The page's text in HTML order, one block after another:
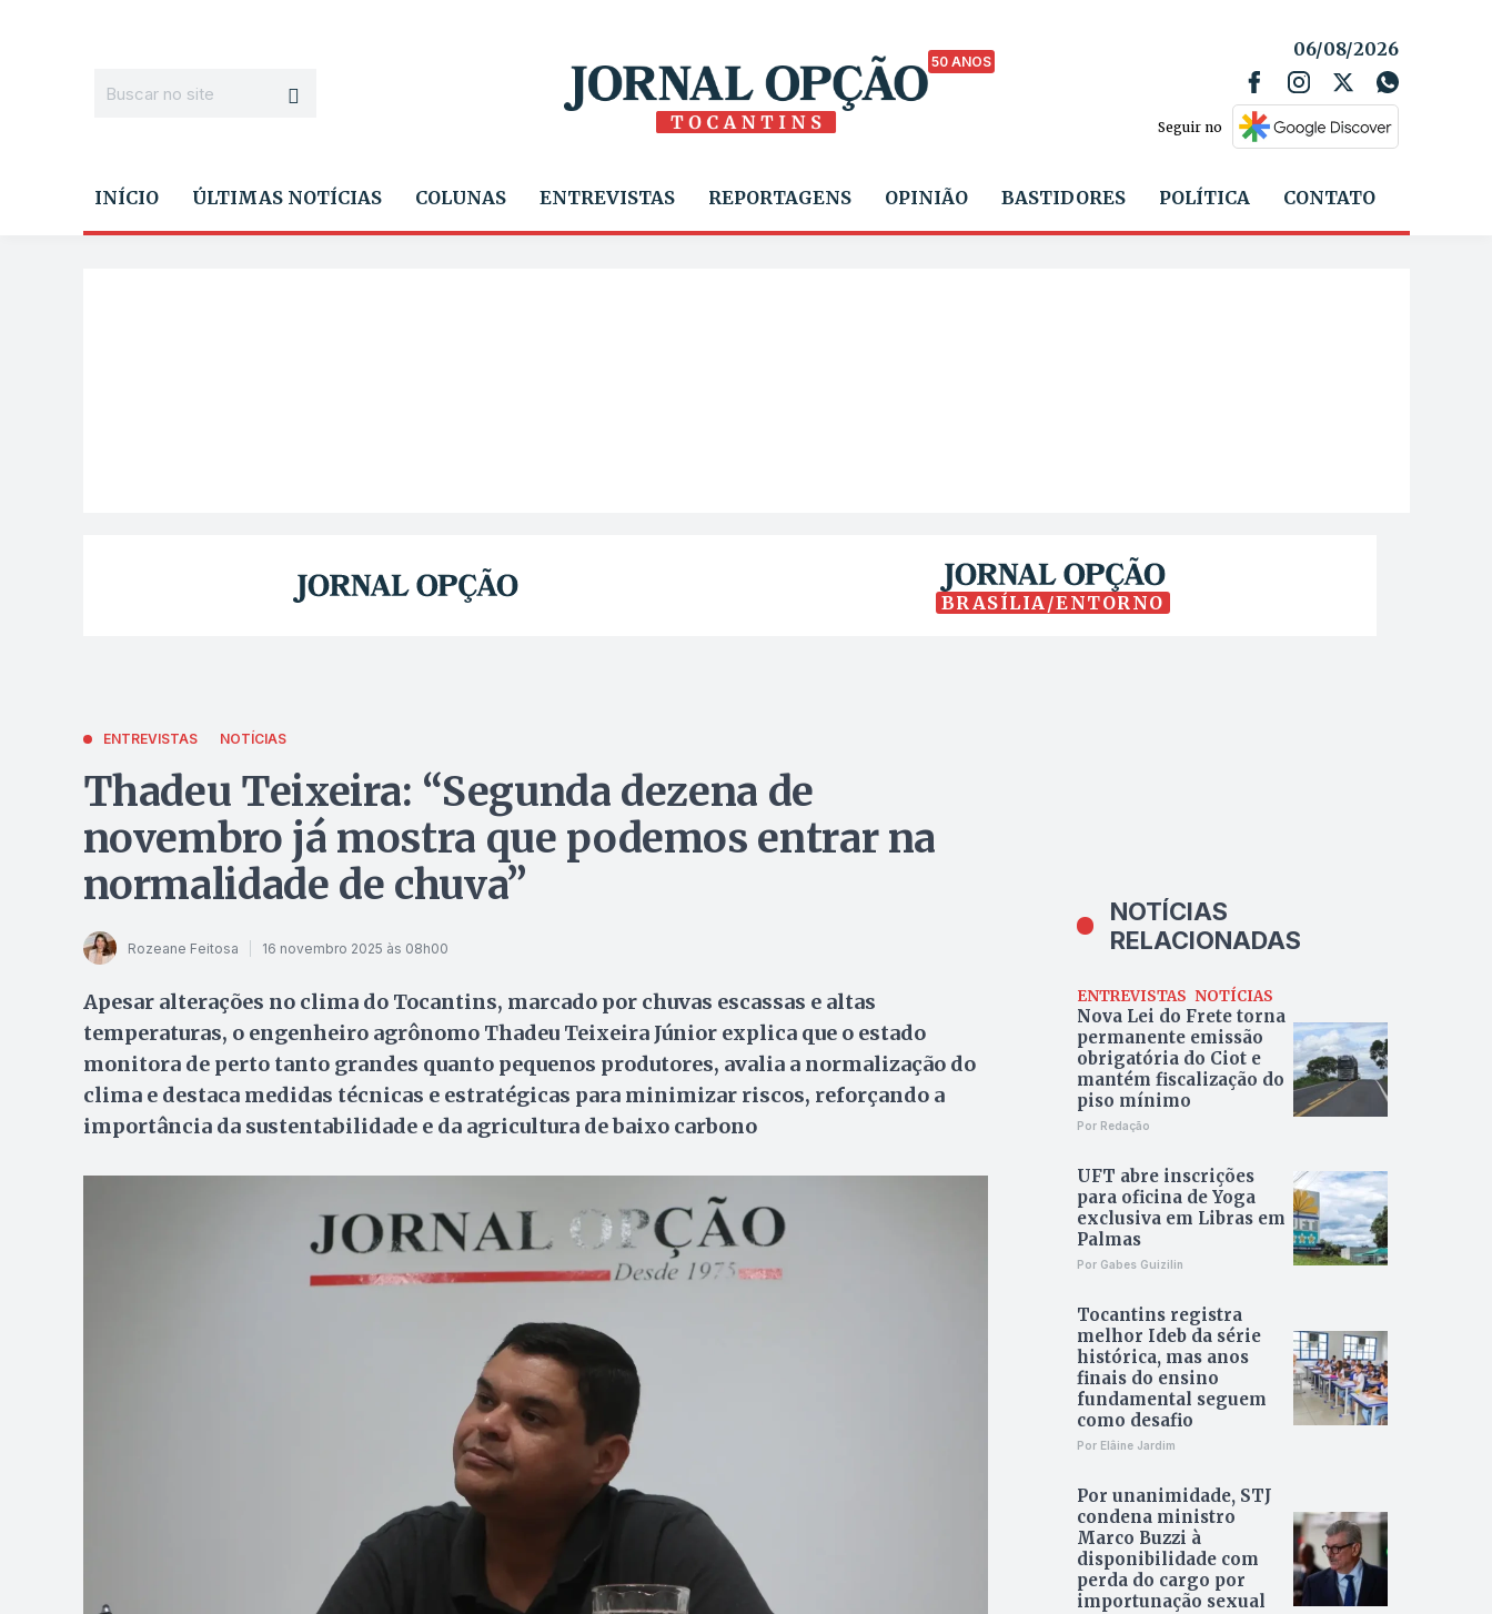
50 ANOS
06/08/2026
Seguir no
INÍCIO ÚLTIMAS NOTÍCIAS COLUNAS ENTREVISTAS REPORTAGENS OPINIÃO BASTIDORES POLÍTICA CONTATO
BRASÍLIA/ENTORNO
ENTREVISTAS NOTÍCIAS
Thadeu Teixeira: “Segunda dezena de
novembro já mostra que podemos entrar na
normalidade de chuva”
Rozeane Feitosa 16 novembro 2025 às 08h00
Apesar alterações no clima do Tocantins, marcado por chuvas escassas e altas
temperaturas, o engenheiro agrônomo Thadeu Teixeira Júnior explica que o estado
monitora de perto tanto grandes quanto pequenos produtores, avalia a normalização do
clima e destaca medidas técnicas e estratégicas para minimizar riscos, reforçando a
importância da sustentabilidade e da agricultura de baixo carbono
NOTÍCIAS
RELACIONADAS
ENTREVISTAS NOTÍCIAS
Nova Lei do Frete torna
permanente emissão
obrigatória do Ciot e
mantém fiscalização do
piso mínimo
Por Redação
UFT abre inscrições
para oficina de Yoga
exclusiva em Libras em
Palmas
Por Gabes Guizilin
Tocantins registra
melhor Ideb da série
histórica, mas anos
finais do ensino
fundamental seguem
como desafio
Por Elâine Jardim
Por unanimidade, STJ
condena ministro
Marco Buzzi à
disponibilidade com
perda do cargo por
importunação sexual